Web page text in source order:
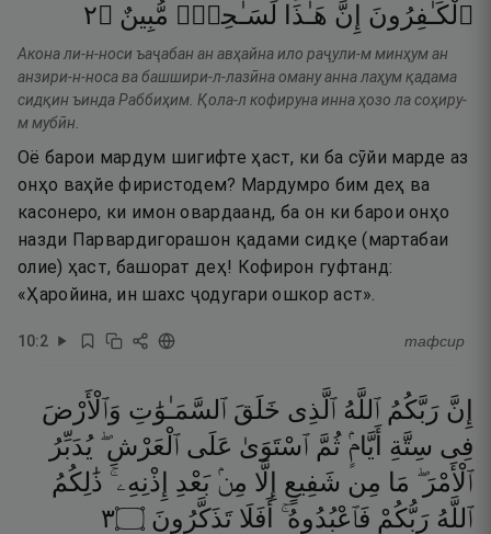
ٱلْكَـٰفِرُونَ
إِنَّ هَـٰذَا لَسَـٰحِرٌۭ مُّبِينٌ ۝٢
Акона ли-н-носи ъаҷабан ан авҳайна ило раҷули-м минҳум ан
анзири-н-носа ва башшири-л-лазӣна оману анна лаҳум қадама
сидқин ъинда Раббиҳим. Қола-л кофируна инна ҳозо ла соҳиру-
м мубӣн.
Оё барои мардум шигифте ҳаст, ки ба сӯйи марде аз
онҳо ваҳйе фиристодем? Мардумро бим деҳ ва
касонеро, ки имон овардаанд, ба он ки барои онҳо
назди Парвардигорашон қадами сидқе (мартабаи
олие) ҳаст, башорат деҳ! Кофирон гуфтанд:
«Ҳаройина, ин шахс ҷодугари ошкор аст».
10:2 тафсир
إِنَّ رَبَّكُمُ ٱللَّهُ ٱلَّذِى خَلَقَ ٱلسَّمَـٰوَٰتِ وَٱلْأَرْضَ
فِى سِتَّةِ أَيَّامٍۢ ثُمَّ ٱسْتَوَىٰ عَلَى ٱلْعَرْشِ ۖ يُدَبِّرُ
ٱلْأَمْرَ ۖ مَا مِن شَفِيعٍ إِلَّا مِنۢ بَعْدِ إِذْنِهِۦ ۚ ذَٰلِكُمُ
ٱللَّهُ رَبُّكُمْ فَٱعْبُدُوهُ ۚ أَفَلَا تَذَكَّرُونَ ۝٣